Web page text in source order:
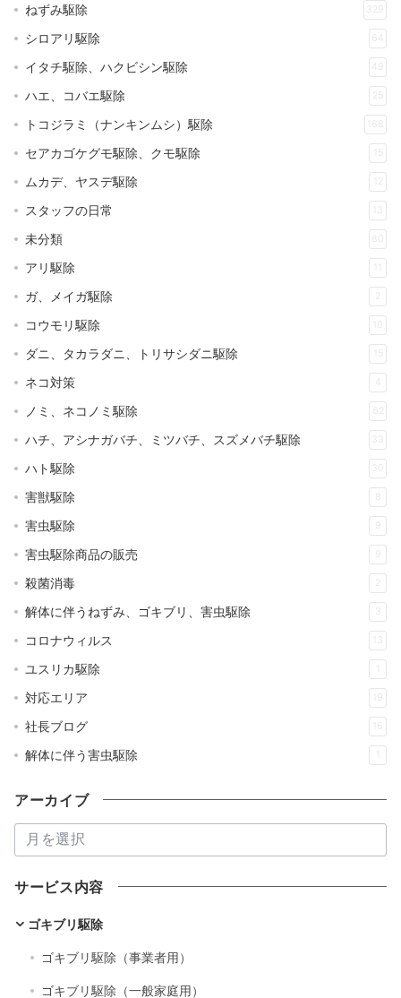
ねずみ駆除 329
シロアリ駆除 64
イタチ駆除、ハクビシン駆除 49
ハエ、コバエ駆除 25
トコジラミ（ナンキンムシ）駆除 168
セアカゴケグモ駆除、クモ駆除 15
ムカデ、ヤスデ駆除 12
スタッフの日常
未分類 80
アリ駆除
ガ、メイガ駆除 2
コウモリ駆除 10
ダニ、タカラダニ、トリサシダニ駆除 15
ネコ対策 4
ノミ、ネコノミ駆除 62
ハチ、アシナガバチ、ミツバチ、スズメバチ駆除
ハト駆除 30
害獣駆除 8
害虫駆除 9
害虫駆除商品の販売 9
殺菌消毒 2
解体に伴うねずみ、ゴキブリ、害虫駆除
コロナウィルス
ユスリカ駆除
対応エリア 19
社長ブログ 16
解体に伴う害虫駆除
アーカイブ
ー
カ
イ
ブ
サービス内容
ゴキブリ駆除
ゴキブリ駆除（事業者用）
ゴキブリ駆除（一般家庭用）